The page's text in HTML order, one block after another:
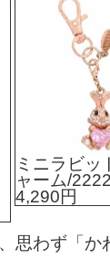
ミニラビッ
ャーム/
4,290円
思わず「か